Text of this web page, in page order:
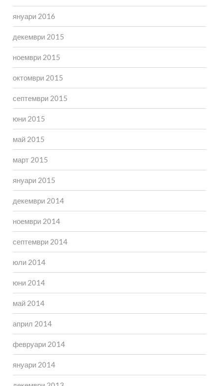
януари 2016
декември 2015
ноември 2015
октомври 2015
септември 2015
юни 2015
май 2015
март 2015
януари 2015
декември 2014
ноември 2014
септември 2014
юли 2014
юни 2014
май 2014
април 2014
февруари 2014
януари 2014